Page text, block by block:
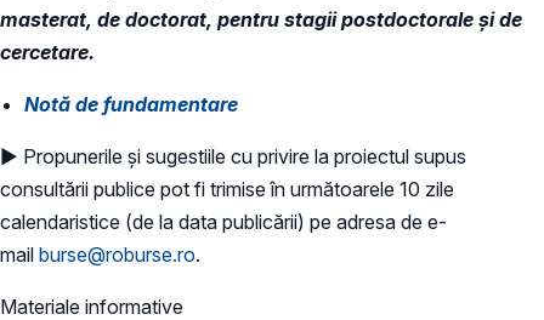
masterat, de doctorat, pentru stagii postdoctorale și de
cercetare.
Notă de fundamentare
► Propunerile și sugestiile cu privire la proiectul supus
consultării publice pot fi trimise în următoarele 10 zile
calendaristice (de la data publicării) pe adresa de e-
mail burse@roburse.ro.
Materiale informative